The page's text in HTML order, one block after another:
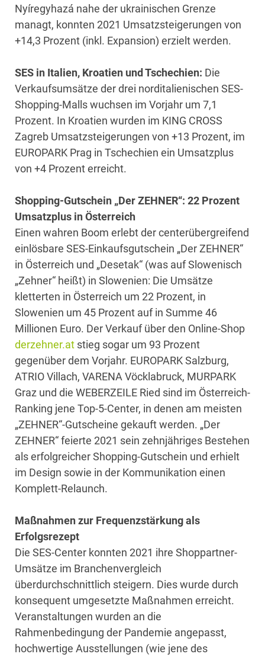
Nyíregyhazá nahe der ukrainischen Grenze
managt, konnten 2021 Umsatzsteigerungen von
+14,3 Prozent (inkl. Expansion) erzielt werden.
SES in Italien, Kroatien und Tschechien: Die
Verkaufsumsätze der drei norditalienischen SES-
Shopping-Malls wuchsen im Vorjahr um 7,1
Prozent. In Kroatien wurden im KING CROSS
Zagreb Umsatzsteigerungen von +13 Prozent, im
EUROPARK Prag in Tschechien ein Umsatzplus
von +4 Prozent erreicht.
Shopping-Gutschein „Der ZEHNER“: 22 Prozent
Umsatzplus in Österreich
Einen wahren Boom erlebt der centerübergreifend
einlösbare SES-Einkaufsgutschein „Der ZEHNER“
in Österreich und „Desetak“ (was auf Slowenisch
„Zehner“ heißt) in Slowenien: Die Umsätze
kletterten in Österreich um 22 Prozent, in
Slowenien um 45 Prozent auf in Summe 46
Millionen Euro. Der Verkauf über den Online-Shop
derzehner.at stieg sogar um 93 Prozent
gegenüber dem Vorjahr. EUROPARK Salzburg,
ATRIO Villach, VARENA Vöcklabruck, MURPARK
Graz und die WEBERZEILE Ried sind im Österreich-
Ranking jene Top-5-Center, in denen am meisten
„ZEHNER“-Gutscheine gekauft werden. „Der
ZEHNER“ feierte 2021 sein zehnjähriges Bestehen
als erfolgreicher Shopping-Gutschein und erhielt
im Design sowie in der Kommunikation einen
Komplett-Relaunch.
Maßnahmen zur Frequenzstärkung als
Erfolgsrezept
Die SES-Center konnten 2021 ihre Shoppartner-
Umsätze im Branchenvergleich
überdurchschnittlich steigern. Dies wurde durch
konsequent umgesetzte Maßnahmen erreicht.
Veranstaltungen wurden an die
Rahmenbedingung der Pandemie angepasst,
hochwertige Ausstellungen (wie jene des